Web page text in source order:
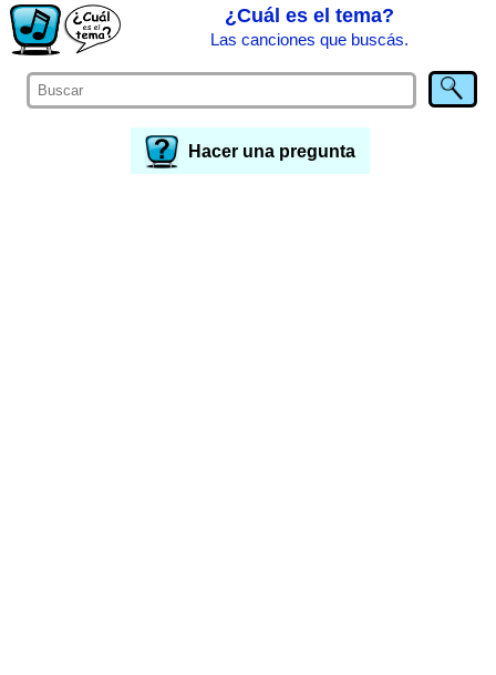
¿Cuál es el tema?
Las canciones que buscás.
Hacer una pregunta